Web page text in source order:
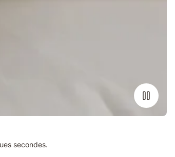
secondes.